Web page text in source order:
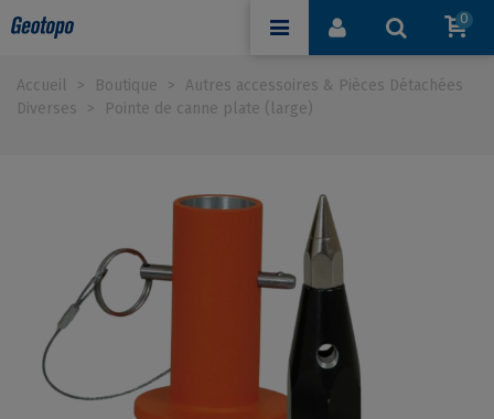
0
Accueil > Boutique >
Autres accessoires & Pièces Détachées
Diverses
> Pointe de canne plate (large)